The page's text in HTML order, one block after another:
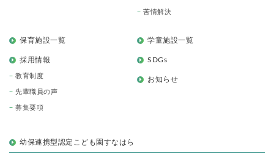
苦情解決
保育施設一覧 学童施設一覧
採用情報
教育制度
先輩職員の声
募集要項
SDGs
お知らせ
幼保連携型認定こども園すなはら